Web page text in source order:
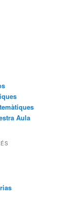
Aula